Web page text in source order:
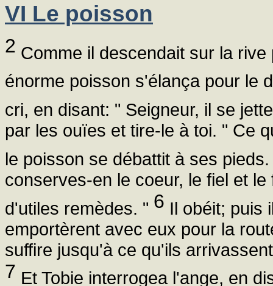
VI Le poisson
2 Comme il descendait sur la
énorme poisson s'élança pour le
cri, en disant: " Seigneur, il se
par les ouïes et tire-le à toi. " Ce
le poisson se débattit à ses
conserves-en le coeur, le fiel et
d'utiles remèdes. " 6 Il obéit; puis
emportèrent avec eux pour la
suffire jusqu'à ce qu'ils
7 Et Tobie interrogea l'ange, en